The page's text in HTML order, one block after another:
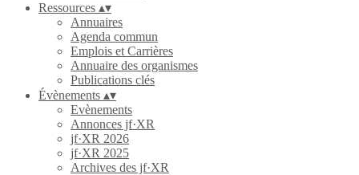
Ressources ▴▾
Annuaires
Agenda commun
Emplois et Carrières
Annuaire des organismes
Publications clés
Évènements ▴▾
Evènements
Annonces jf·XR
jf·XR 2026
jf·XR 2025
Archives des jf·XR